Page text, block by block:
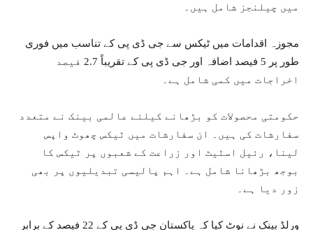
میں چیلنجز شامل ہیں۔
مجوزہ اقدامات میں ٹیکس سے جی ڈی پی کے تناسب میں فوری
طور پر 5 فیصد اضافہ اور جی ڈی پی کے تقریباً 2.7 فیصد
اخراجات میں کمی شامل ہے۔
حکومتی محصولات کو بڑھانے کیلئے عالمی بینک نے متعدد
سفارشات کی ہیں۔ ان سفارشات میں ٹیکس چھوٹ واپس
لینا، رئیل اسٹیٹ اور زراعت کے شعبوں پر ٹیکس کا
بوجھ بڑھانا شامل ہے۔ اہم پالیسی تبدیلیوں پر بھی
زور دیا ہے۔
ورلڈ بینک نے نوٹ کیا کہ پاکستان جی ڈی پی کے 22 فیصد کے برابر